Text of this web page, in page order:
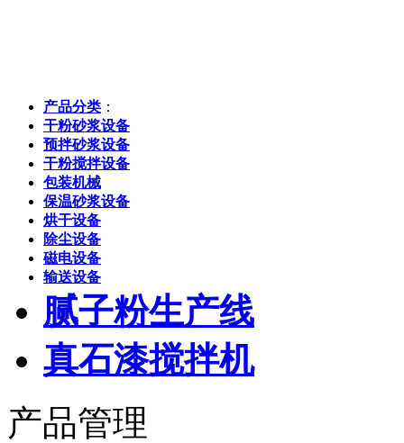
产品分类 ：
干粉砂浆设备
预拌砂浆设备
干粉搅拌设备
包装机械
保温砂浆设备
烘干设备
除尘设备
磁电设备
输送设备
腻子粉生产线
真石漆搅拌机
产品管理